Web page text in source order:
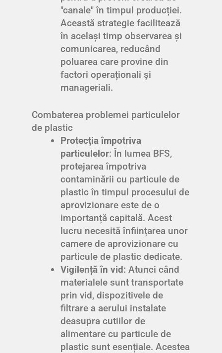
"canale" în timpul producției.
Această strategie facilitează
în același timp observarea și
comunicarea, reducând
poluarea care provine din
factori operaționali și
manageriali.
Combaterea problemei particulelor
de plastic
Protecția împotriva
particulelor: În lumea BFS,
protejarea împotriva
contaminării cu particule de
plastic în timpul procesului de
aprovizionare este de o
importanță capitală. Acest
lucru necesită înființarea unor
camere de aprovizionare cu
particule de plastic dedicate.
Vigilență în vid: Atunci când
materialele sunt transportate
prin vid, dispozitivele de
filtrare a aerului instalate
deasupra cutiilor de
alimentare cu particule de
plastic sunt esențiale. Acestea